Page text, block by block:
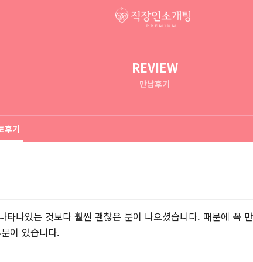
REVIEW
만남후기
후기
타나있는 것보다 훨씬 괜찮은 분이 나오셨습니다. 때문에 꼭
이 있습니다.